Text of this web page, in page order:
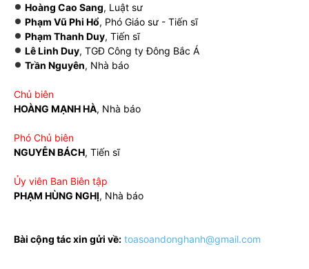
Hoàng Cao Sang, Luật sư
Phạm Vũ Phi Hổ, Phó Giáo sư - Tiến sĩ
Phạm Thanh Duy, Tiến sĩ
Lê Linh Duy, TGĐ Công ty Đông Bắc Á
Trần Nguyên, Nhà báo
Chủ biên
HOÀNG MẠNH HÀ, Nhà báo
Phó Chủ biên
NGUYỄN BÁCH, Tiến sĩ
Ủy viên Ban Biên tập
PHẠM HÙNG NGHỊ, Nhà báo
Bài cộng tác xin gửi về: toasoandonghanh@gmail.com